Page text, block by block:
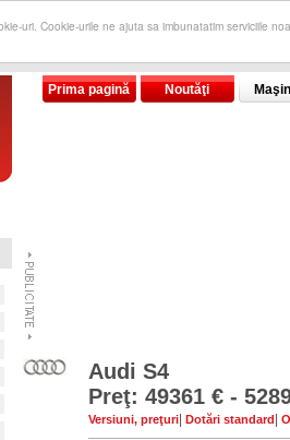
uri. Cookie-urile ne ajuta sa imbunatatim serviciile
Prima pagină Noutăţi
Audi S4
Preţ: 49361 € -
Versiuni, preţuri Dotări standard